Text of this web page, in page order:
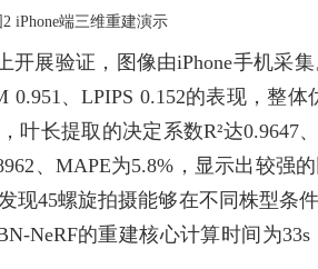
2 iPhone端三维重建演示
展验证，图像由iPhone手机采
0.951、LPIPS 0.152的表现，整
长提取的决定系数R²达0.9647
、MAPE为5.8%，显示出较强
现45螺旋拍摄能够在不同株型条
NeRF的重建核心计算时间为